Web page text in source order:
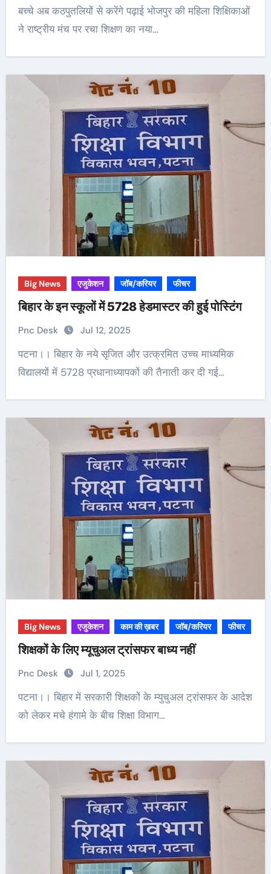
बच्चे अब कठपुतलियों से करेंगे पढ़ाई भोजपुर की महिला शिक्षिकाओं
ने राष्ट्रीय मंच पर रचा शिक्षण का नया…
Big News एजुकेशन जॉब/करियर फीचर
बिहार के इन स्कूलों में 5728 हेडमास्टर की हुई पोस्टिंग
Pnc Desk Jul 12, 2025
पटना।। बिहार के नये सृजित और उत्क्रमित उच्च माध्यमिक
विद्यालयों में 5728 प्रधानाध्यापकों की तैनाती कर दी गई…
Big News एजुकेशन काम की ख़बर जॉब/करियर फीचर
शिक्षकों के लिए म्यूचुअल ट्रांसफर बाध्य नहीं
Pnc Desk Jul 1, 2025
पटना।। बिहार में सरकारी शिक्षकों के म्युचुअल ट्रांसफर के आदेश
को लेकर मचे हंगामे के बीच शिक्षा विभाग…